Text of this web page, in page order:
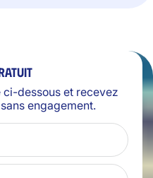
dessous et recevez
engagement.